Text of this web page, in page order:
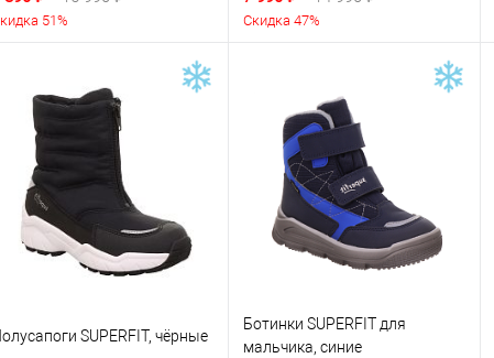
51% Скидка 47%
SUPERFIT, чёрные
Ботинки SUPERFIT для
мальчика, синие